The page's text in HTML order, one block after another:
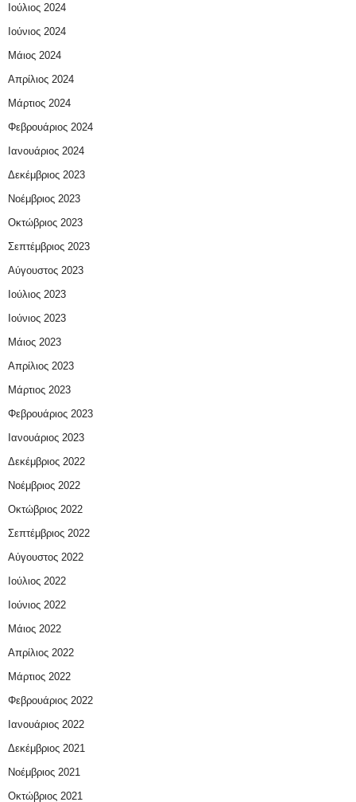
Ιούλιος 2024
Ιούνιος 2024
Μάιος 2024
Απρίλιος 2024
Μάρτιος 2024
Φεβρουάριος 2024
Ιανουάριος 2024
Δεκέμβριος 2023
Νοέμβριος 2023
Οκτώβριος 2023
Σεπτέμβριος 2023
Αύγουστος 2023
Ιούλιος 2023
Ιούνιος 2023
Μάιος 2023
Απρίλιος 2023
Μάρτιος 2023
Φεβρουάριος 2023
Ιανουάριος 2023
Δεκέμβριος 2022
Νοέμβριος 2022
Οκτώβριος 2022
Σεπτέμβριος 2022
Αύγουστος 2022
Ιούλιος 2022
Ιούνιος 2022
Μάιος 2022
Απρίλιος 2022
Μάρτιος 2022
Φεβρουάριος 2022
Ιανουάριος 2022
Δεκέμβριος 2021
Νοέμβριος 2021
Οκτώβριος 2021